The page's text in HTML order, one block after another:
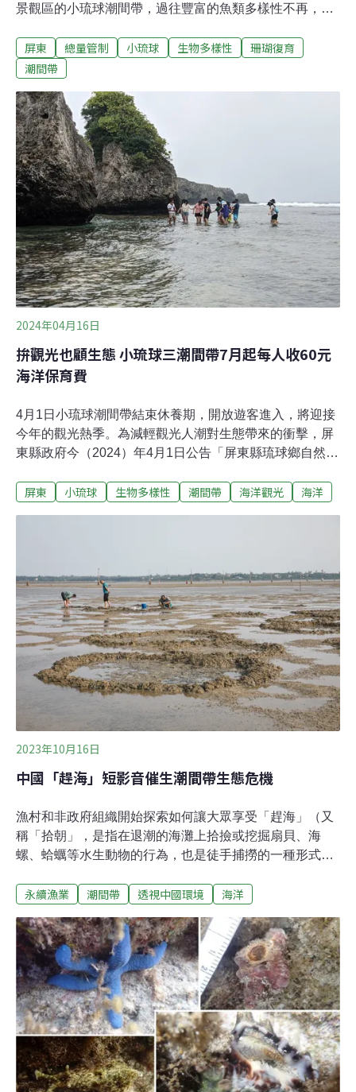
景觀區的小琉球潮間帶，過往豐富的魚類多樣性不再，觀
積極地管理，公告自今年7月1日開始，針對杉福、漁埕
尾、肚仔坪三區潮間帶收取60元觀光保育費，遊客進入潮
入上限300人。蛤板灣不收保育費 沙灘蓋管制站引爭議屏
東縣政府委託中山大學進行潮間帶調查，連續三年的調查
結果顯示，生物種類與數量皆比五年前減少，且物種組成
比例和以往不同，大量藻類和海膽繁生，多處珊瑚覆蓋率
低於10%，呈現失能狀態。然而另一方面，海保署統計，
小琉球海龜的數量最高時達到981隻。單一物種的大量增
加，可能造成生態失衡，屏東縣政府農業處處長鄭永裕表
示，「再不處理，恐怕未來恢復的機會是零。」今年7月1
日開始，縣府針對小琉球三處潮間帶開始
屏東 總量管制 小琉球 生物多樣性
珊瑚復育
潮間帶
2024年04月16日
拚觀光也顧生態 小琉球三潮間帶7月起每人收60元
海洋保育費
4月1日小琉球潮間帶結束休養期，開放遊客進入，將迎接
今年的觀光熱季。為減輕觀光人潮對生態帶來的衝擊，屏
東縣政府今（2024）年4月1日公告「屏東縣琉球鄉自然人
尾、龍蝦洞五處潮間帶，其中杉福、漁埕尾、肚仔坪列為
然人文生態景觀區，應申請專業導覽人員陪同進入」。小
琉球依循屏東霧台鄉自然人文生態景觀區「哈尤溪」的收
費導覽模式，進入潮間帶須由導覽人員陪同，並收取海洋
保育費，是全台第一個收觀光保育費的離島鄉鎮。縣府表
示，收取的海洋保育費將專款用於維護自然生態資源及復
育，期待觀光及生態並存，永續發展。2023年縣府委託中
山大學調查杉福、漁埕尾、肚仔坪潮間帶，調查發現生物
密度提升速度緩慢，生物密度20
屏東 小琉球 生物多樣性 潮間帶 海洋觀光 海洋
2023年10月16日
中國「趕海」短影音催生潮間帶生態危機
漁村和非政府組織開始探索如何讓大眾享受「趕海」（又
稱「拾朝」，是指在退潮的海灘上拾撿或挖掘扇貝、海
螺、蛤蠣等水生動物的行為，也是徒手捕撈的一種形式）
雨。中國最南端的省份海南島海口市北港島，一群來自律
洋生物。他們收獲頗豐，不到一個小時，就看到了槍蝦、
和尚蟹、麗文蛤、長竹蟶、貝克喜鹽草等生物。北港島的
村民金齊，是他們的老師。她知道有蟶子（竹蛤，又稱竹
蟶）躲藏的沙洞長什麼樣子。她用細長的鐵鉤往洞眼裡一
鉤，就釣出來一隻蟶子。這種趕海的傳統工具和方法不太
會傷害海草和其他生物。如今，傳統的趕海方式正在遭受
衝擊。近年來，許多遊客通過影音自媒體發現了趕海的樂
趣。他們湧入中國從南到北的沙灘，帶來了成堆垃圾，海
草的損壞，甚至還威脅到受法律保護的物種和棲息地。這
永續漁業 潮間帶 透視中國環境 海洋